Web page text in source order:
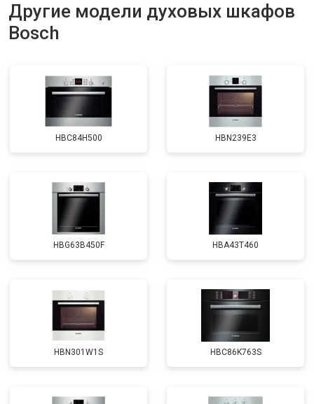
Другие модели духовых шкафов
Bosch
HBC84H500 HBN239E3
HBG63B450F HBA43T460
HBN301W1S HBC86K763S